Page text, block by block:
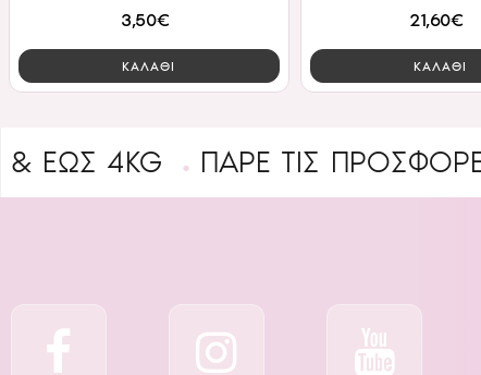
3,50€
ΚΑΛΑΘΙ
21,60€
ΚΑΛΑΘΙ
ΠΑΡΕ ΤΙΣ ΠΡΟΣΦΟΡΕΣ